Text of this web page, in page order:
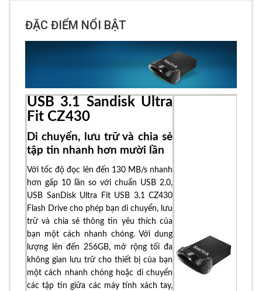
ĐẶC ĐIỂM NỔI BẬT
USB 3.1 Sandisk Ultra
Fit CZ430
Di chuyển, lưu trữ và chia sẻ
tập tin nhanh hơn mười lần
Với tốc độ đọc lên đến 130 MB/s nhanh
hơn gấp 10 lần so với chuẩn USB 2.0,
USB SanDisk Ultra Fit USB 3.1 CZ430
Flash Drive cho phép bạn di chuyển, lưu
trữ và chia sẻ thông tin yêu thích của
bạn một cách nhanh chóng. Với dung
lượng lên đến 256GB, mở rộng tối đa
không gian lưu trữ cho thiết bị của bạn
một cách nhanh chóng hoặc di chuyển
các tập tin giữa các máy tính xách tay,